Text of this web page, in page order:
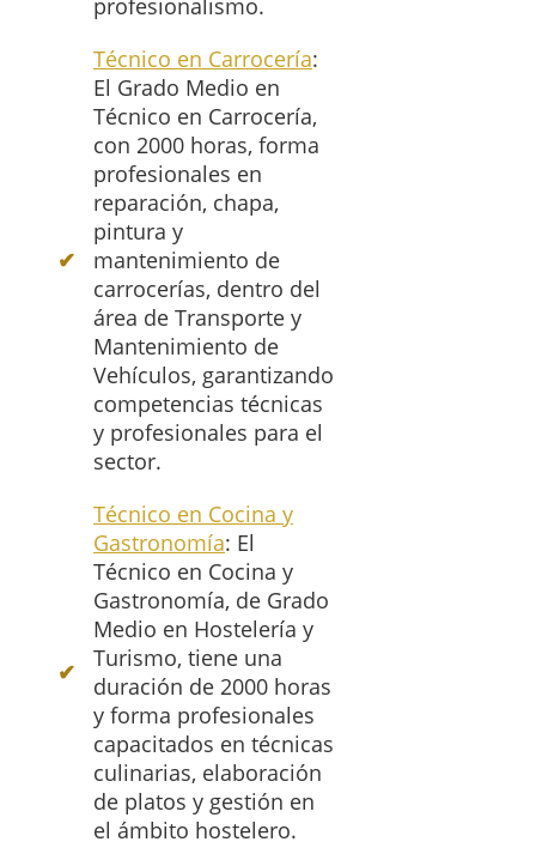
profesionalismo.
Técnico en Carrocería:
El Grado Medio en
Técnico en Carrocería,
con 2000 horas, forma
profesionales en
reparación, chapa,
pintura y
mantenimiento de
carrocerías, dentro del
área de Transporte y
Mantenimiento de
Vehículos, garantizando
competencias técnicas
y profesionales para el
sector.
Técnico en Cocina y
Gastronomía: El
Técnico en Cocina y
Gastronomía, de Grado
Medio en Hostelería y
Turismo, tiene una
duración de 2000 horas
y forma profesionales
capacitados en técnicas
culinarias, elaboración
de platos y gestión en
el ámbito hostelero.